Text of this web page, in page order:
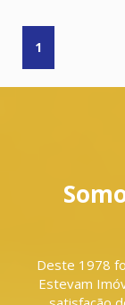
1
Deste 1978
Estevam